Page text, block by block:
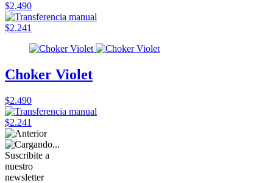
$2.490
$2.241
Choker Violet
$2.490
$2.241
Suscribite a
nuestro
newsletter